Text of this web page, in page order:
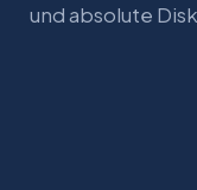
und absolute